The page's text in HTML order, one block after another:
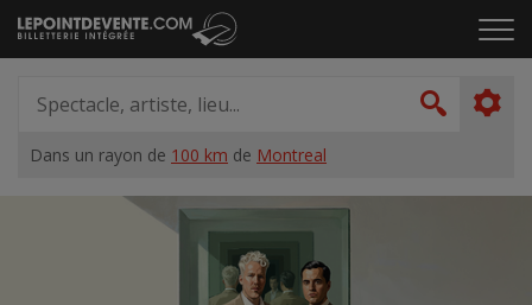
Passer
au
le
artiste,
lieu...
Dans un rayon de 100 km de Montreal
Suggestions